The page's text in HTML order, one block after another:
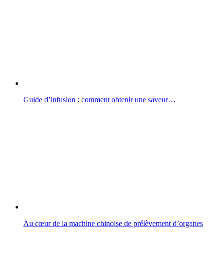
Guide d’infusion : comment obtenir une saveur…
Au cœur de la machine chinoise de prélèvement d’organes